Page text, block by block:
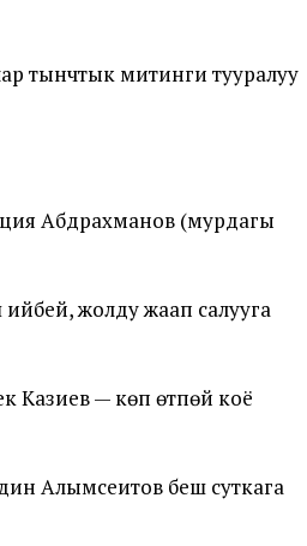
тынчтык митинги тууралуу
Абдрахманов (мурдагы
жолду жаап салууга
Казиев — көп өтпөй коё
Алымсеитов беш суткага